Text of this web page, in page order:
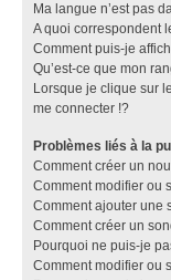
Ma langue n’est pas
A quoi correspondent
Comment puis-je
Qu’est-ce que mon
Lorsque je clique sur
me connecter !?
Problèmes liés à la
Comment créer un
Comment modifier ou
Comment ajouter une
Comment créer un
Pourquoi ne puis-je
Comment modifier ou